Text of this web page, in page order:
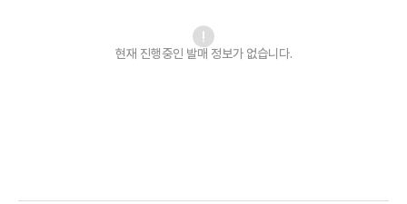
현재 진행중인 발매 정보가 없습니다.